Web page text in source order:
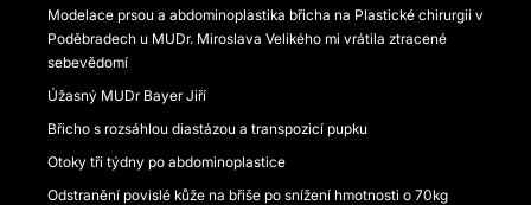
Modelace prsou a abdominoplastika břicha na Plastické chirurgii v
Poděbradech u MUDr. Miroslava Velikého mi vrátila ztracené
sebevědomí
Úžasný MUDr Bayer Jiří
Břicho s rozsáhlou diastázou a transpozicí pupku
Otoky tři týdny po abdominoplastice
Odstranění povislé kůže na břiše po snížení hmotnosti o 70kg